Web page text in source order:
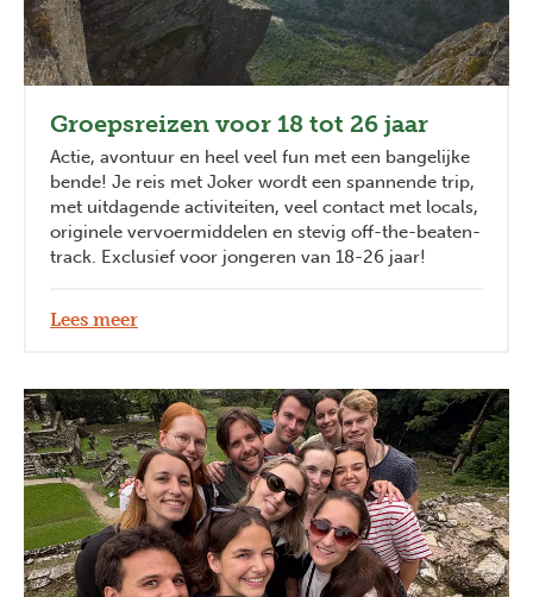
Groepsreizen voor 18 tot 26 jaar
Actie, avontuur en heel veel fun met een bangelijke
bende! Je reis met Joker wordt een spannende trip,
met uitdagende activiteiten, veel contact met locals,
originele vervoermiddelen en stevig off-the-beaten-
track. Exclusief voor jongeren van 18-26 jaar!
Lees meer